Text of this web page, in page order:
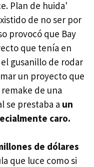
Plan de huida'
de no ser por
provocó que Bay
que tenía en
gusanillo de rodar
un proyecto que
de una
se prestaba a un
caro.
de dólares
que luce como si